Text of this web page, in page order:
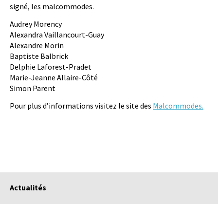
signé, les malcommodes.
Audrey Morency
Alexandra Vaillancourt-Guay
Alexandre Morin
Baptiste Balbrick
Delphie Laforest-Pradet
Marie-Jeanne Allaire-Côté
Simon Parent
Pour plus d’informations visitez le site des Malcommodes.
Actualités